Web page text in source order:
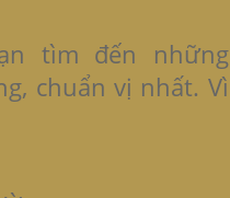
tìm đến những
chuẩn vị nhất. Vì